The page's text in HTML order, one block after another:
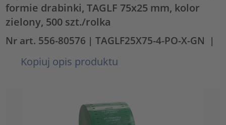
formie drabinki, TAGLF 75x25 mm, kolor
zielony, 500 szt./rolka
Nr art. 556-80576 | TAGLF25X75-4-PO-X-GN |
Kopiuj opis produktu